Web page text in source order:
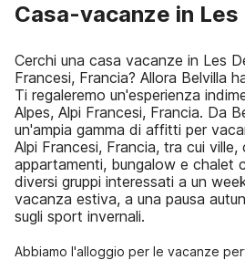
Casa-vacanze in Les
Cerchi una casa vacanze in Les
Francesi, Francia? Allora Belvilla
Ti regaleremo un'esperienza
Alpes, Alpi Francesi, Francia. Da
un'ampia gamma di affitti per
Alpi Francesi, Francia, tra cui
appartamenti, bungalow e chalet
diversi gruppi interessati a un
vacanza estiva, a una pausa
sugli sport invernali.
Abbiamo l'alloggio per le vacanze